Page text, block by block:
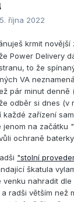
října 2022
krmit novější
Power Delivery
to že
VA
pár minut denně
odběr si dnes (v
každé zařízení
jenom na začátku
ochraně
"stolní
škatula
venku nahradit
radši větším než